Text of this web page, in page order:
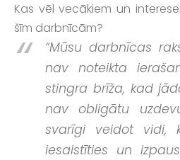
Kas vēl vecākiem un
šīm darbnīcām?
“Mūsu darbnīcas
nav noteikta
stingra brīža, kad
nav obligātu
svarīgi veidot vidi,
iesaistīties un